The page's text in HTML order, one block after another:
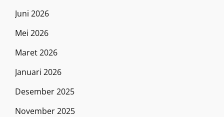
Juni 2026
Mei 2026
Maret 2026
Januari 2026
Desember 2025
November 2025